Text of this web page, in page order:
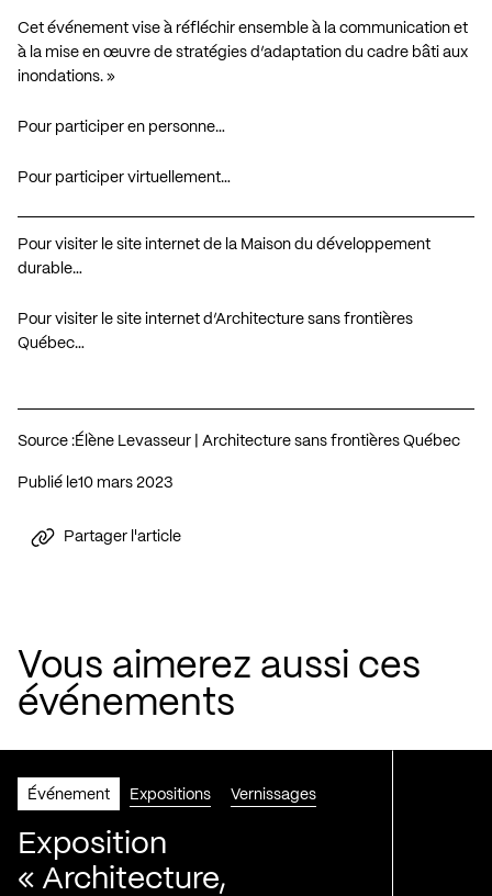
Cet événement vise à réfléchir ensemble à la communication et
à la mise en œuvre de stratégies d’adaptation du cadre bâti aux
inondations. »
Pour participer en personne…
Pour participer virtuellement…
Pour visiter le site internet de la Maison du développement
durable…
Pour visiter le site internet d’Architecture sans frontières
Québec…
Source :Élène Levasseur | Architecture sans frontières Québec
Publié le 10 mars 2023
Partager l'article
Vous aimerez aussi ces
événements
Événement Expositions Vernissages
Exposition
« Architecture,